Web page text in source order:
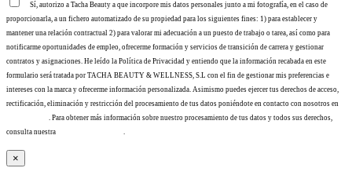
Sí, autorizo a Tacha Beauty a que incorpore mis datos personales junto a mi fotografía, en el caso de
proporcionarla, a un fichero automatizado de su propiedad para los siguientes fines: 1) para establecer y
mantener una relación contractual 2) para valorar mi adecuación a un puesto de trabajo o tarea, así como para
notificarme oportunidades de empleo, ofrecerme formación y servicios de transición de carrera y gestionar
contratos y asignaciones. He leído la Política de Privacidad y entiendo que la información recabada en este
formulario será tratada por TACHA BEAUTY & WELLNESS, S.L con el fin de gestionar mis preferencias e
intereses con la marca y ofrecerme información personalizada. Asimismo puedes ejercer tus derechos de acceso,
rectificación, eliminación y restricción del procesamiento de tus datos poniéndote en contacto con nosotros en
. Para obtener más información sobre nuestro procesamiento de tus datos y todos sus derechos,
consulta nuestra
.
×